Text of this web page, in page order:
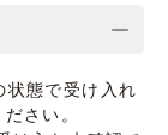
態で受け入れ
さい。